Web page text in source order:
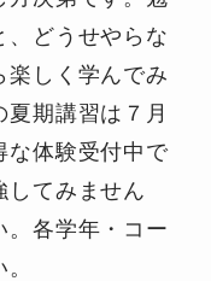
、どうせやらな
楽しく学んでみ
期講習は７月
な体験受付中で
してみません
。各学年・コー